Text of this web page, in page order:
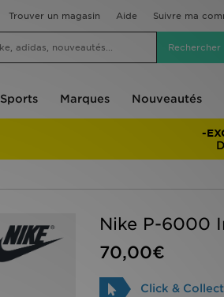
Trouver un magasin Aide Suivre ma
Sports Marques Nouveautés
-
Nike P-6000
70,00€
Click &